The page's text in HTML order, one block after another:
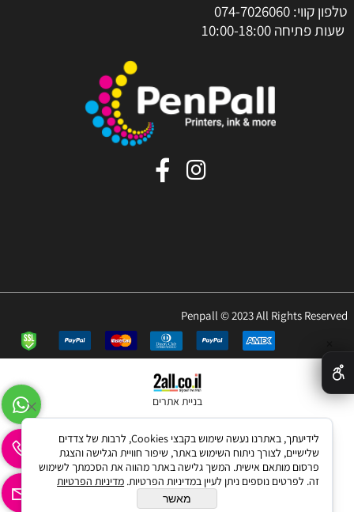
טלפון קווי: 074-7026060
שעות פתיחה 10:00-18:00
Penpall © 2023 All Rights Reserved
בניית אתרים
לידיעתך, באתרנו נעשה שימוש בקבצי Cookies, לרבות של צדדים
שלישיים, לצורך ניתוח השימוש באתר, שיפור חוויית הגלישה והצגת
פרסום מותאם אישית. המשך גלישה באתר מהווה את הסכמתך לשימוש
זה. לפרטים נוספים ניתן לעיין במדיניות הפרטיות. מדיניות הפרטיות
מאשר